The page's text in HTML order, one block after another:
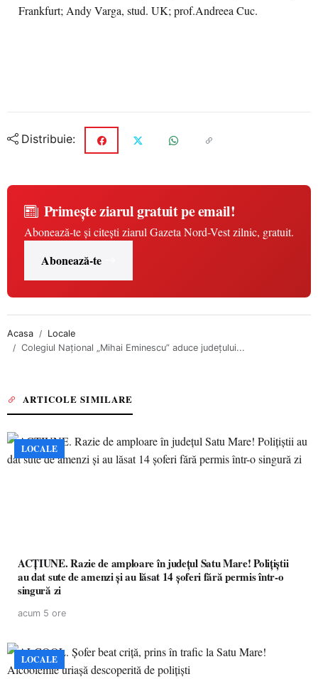
Frankfurt; Andy Varga, stud. UK; prof.Andreea Cuc.
Distribuie:
Primește ziarul gratuit pe email!
Abonează-te și citești ziarul Gazeta Nord-Vest zilnic, gratuit.
Abonează-te
Acasa
Locale
Colegiul Național „Mihai Eminescu” aduce județului...
ARTICOLE SIMILARE
LOCALE
ACȚIUNE. Razie de amploare în județul Satu Mare! Polițiștii
au dat sute de amenzi și au lăsat 14 șoferi fără permis într-o
singură zi
acum 5 ore
LOCALE